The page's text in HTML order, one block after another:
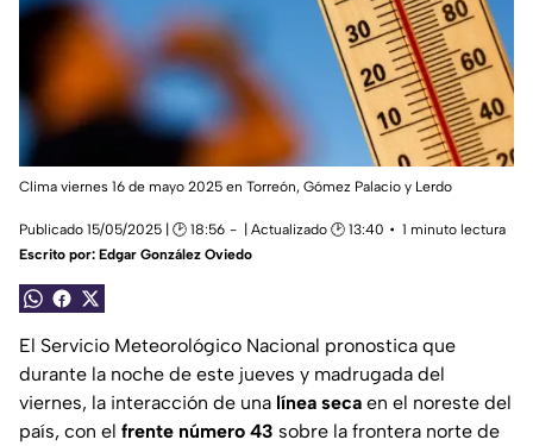
Clima viernes 16 de mayo 2025 en Torreón, Gómez Palacio y Lerdo
Publicado 15/05/2025 | 🕑 18:56 | Actualizado 🕑 13:40
1 minuto lectura
Escrito por: Edgar González Oviedo
El Servicio Meteorológico Nacional pronostica que
durante la noche de este jueves y madrugada del
viernes, la interacción de una línea seca en el noreste del
país, con el frente número 43 sobre la frontera norte de